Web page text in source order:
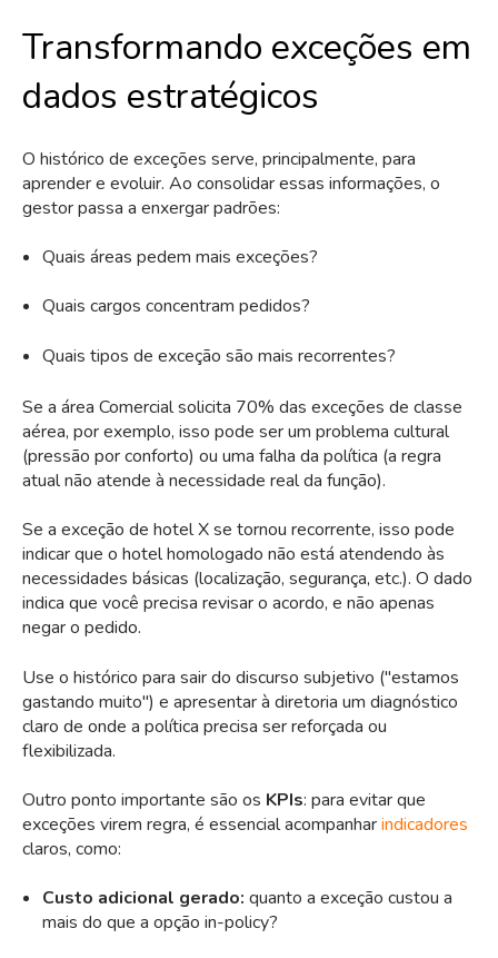
Transformando exceções em
dados estratégicos
O histórico de exceções serve, principalmente, para
aprender e evoluir. Ao consolidar essas informações, o
gestor passa a enxergar padrões:
Quais áreas pedem mais exceções?
Quais cargos concentram pedidos?
Quais tipos de exceção são mais recorrentes?
Se a área Comercial solicita 70% das exceções de classe
aérea, por exemplo, isso pode ser um problema cultural
(pressão por conforto) ou uma falha da política (a regra
atual não atende à necessidade real da função).
Se a exceção de hotel X se tornou recorrente, isso pode
indicar que o hotel homologado não está atendendo às
necessidades básicas (localização, segurança, etc.). O dado
indica que você precisa revisar o acordo, e não apenas
negar o pedido.
Use o histórico para sair do discurso subjetivo ("estamos
gastando muito") e apresentar à diretoria um diagnóstico
claro de onde a política precisa ser reforçada ou
flexibilizada.
Outro ponto importante são os KPIs: para evitar que
exceções virem regra, é essencial acompanharindicadores
claros, como:
Custo adicional gerado: quanto a exceção custou a
mais do que a opção in-policy?